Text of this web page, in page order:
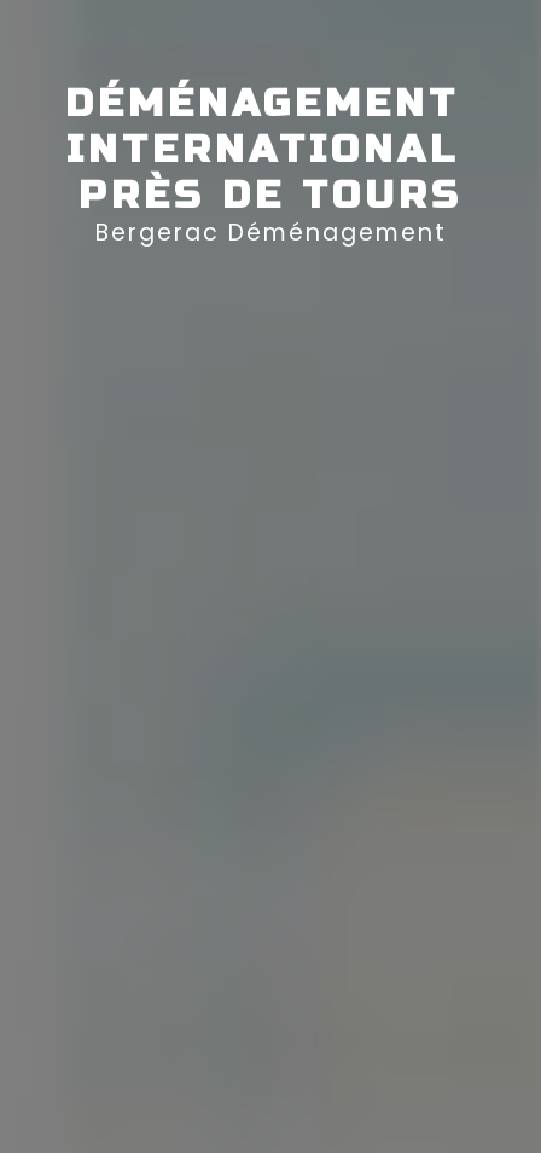
DÉMÉNAGEMENT
INTERNATIONAL
PRÈS DE TOURS
Bergerac Déménagement